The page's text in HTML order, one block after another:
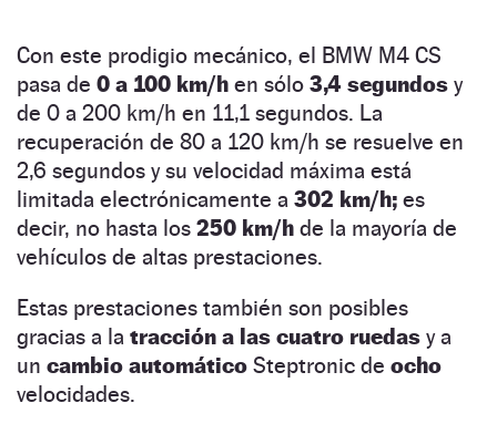
Con este prodigio mecánico, el BMW M4 CS
pasa de 0 a 100 km/h en sólo 3,4 segundos y
de 0 a 200 km/h en 11,1 segundos. La
recuperación de 80 a 120 km/h se resuelve en
2,6 segundos y su velocidad máxima está
limitada electrónicamente a 302 km/h; es
decir, no hasta los 250 km/h de la mayoría de
vehículos de altas prestaciones.
Estas prestaciones también son posibles
gracias a la tracción a las cuatro ruedas y a
un cambio automático Steptronic de ocho
velocidades.